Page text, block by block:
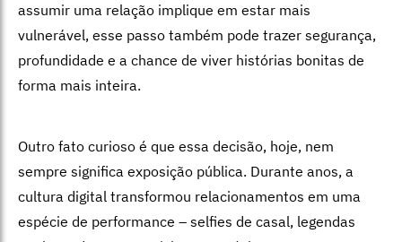
assumir uma relação implique em estar mais
vulnerável, esse passo também pode trazer segurança,
profundidade e a chance de viver histórias bonitas de
forma mais inteira.
Outro fato curioso é que essa decisão, hoje, nem
sempre significa exposição pública. Durante anos, a
cultura digital transformou relacionamentos em uma
espécie de performance – selfies de casal, legendas